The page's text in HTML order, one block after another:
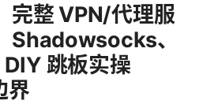
完整 VPN/代理服
Shadowsocks、
跳板实操
界